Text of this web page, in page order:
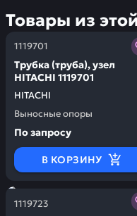
Товары из
1119701
HITACHI
Трубка (труба), узел
HITACHI 1119701
Выносные опоры
Заказывая запчасти
По запросу
В КОРЗИНУ
1119723
Заказывая запчасти